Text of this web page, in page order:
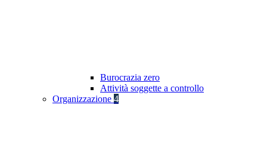
Burocrazia zero
Attività soggette a controllo
Organizzazione 4